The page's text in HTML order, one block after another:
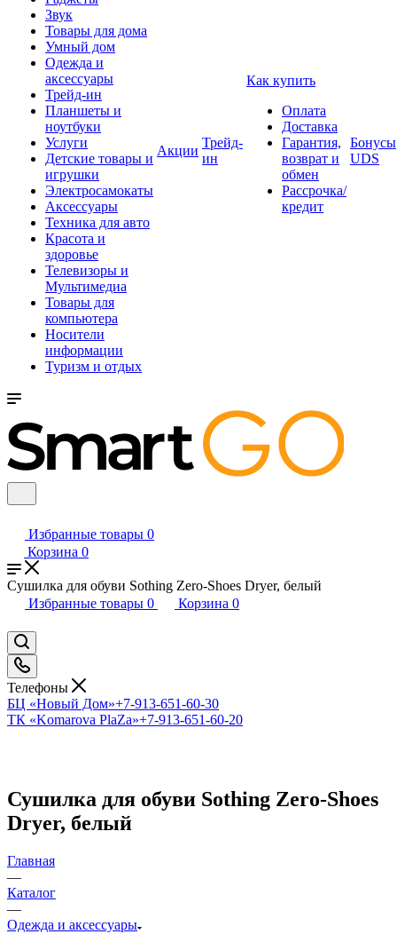
Звук
Товары для дома
Умный дом
Одежда и
аксессуары
Трейд-ин
Планшеты и
ноутбуки
Услуги
Детские товары и
игрушки
Электросамокаты
Аксессуары
Техника для авто
Красота и
здоровье
Телевизоры и
Мультимедиа
Товары для
компьютера
Носители
информации
Туризм и отдых
Акции
Трейд-
ин
Как купить
Оплата
Доставка
Гарантия,
возврат и
обмен
Рассрочка/
кредит
Бонусы
UDS
Избранные товары 0
Корзина 0
Сушилка для обуви Sothing Zero-Shoes Dryer, белый
Избранные товары 0 Корзина 0
Телефоны
БЦ «Новый Дом»+7-913-651-60-30
ТК «Komarova PlaZa»+7-913-651-60-20
Сушилка для обуви Sothing Zero-Shoes
Dryer, белый
Главная
—
Каталог
—
Одежда и аксессуары